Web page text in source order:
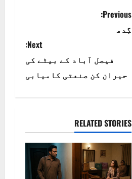
P
o
t
a
v
i
Previous:
گِدھ
Next:
فیصل آباد کے بیٹے کی
حیران کن صنعتی کامیابی
RELATED STORIES